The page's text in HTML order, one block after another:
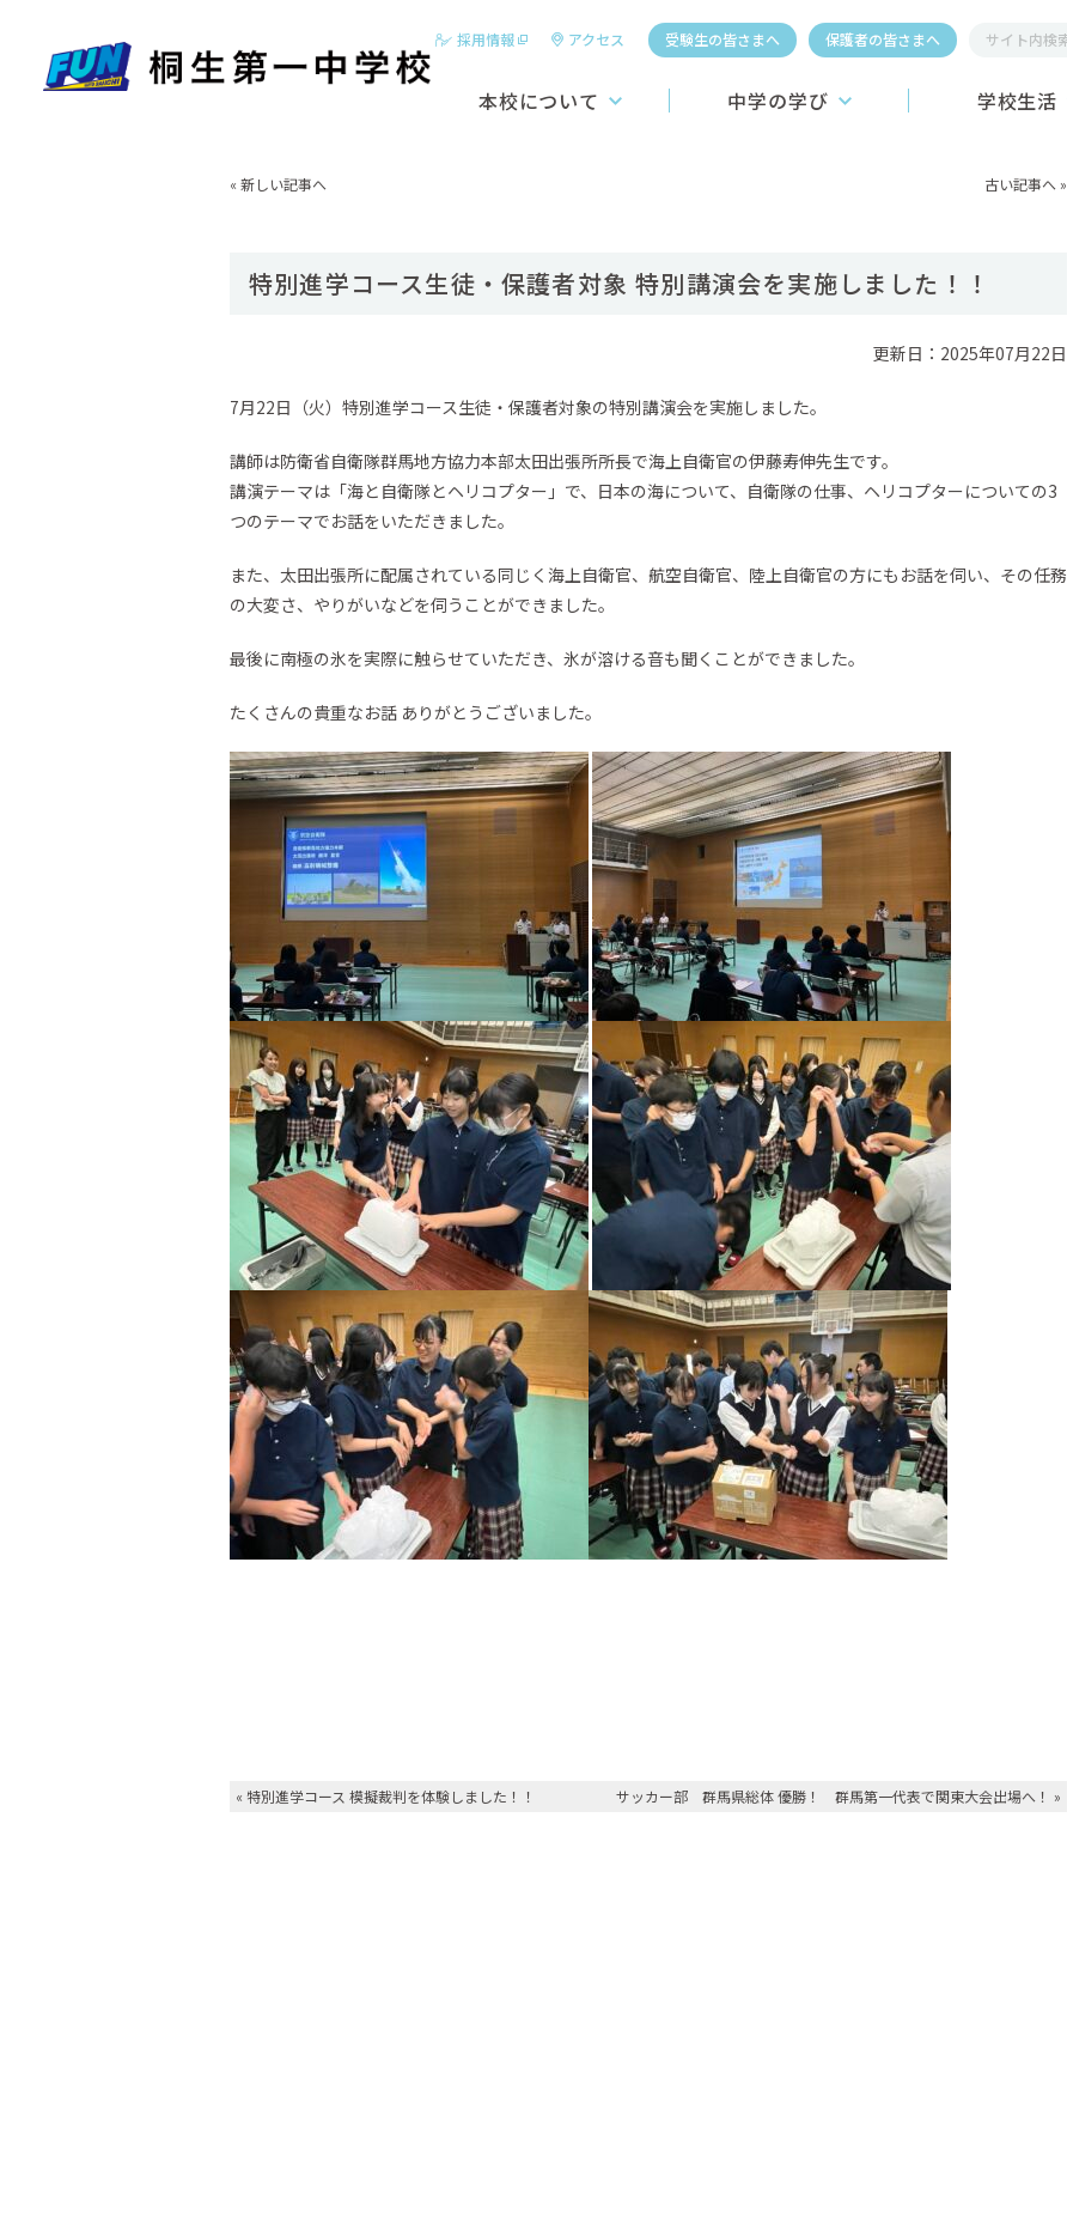
採用情報 アクセス 受験生の皆さまへ 保護者の皆さまへ
本校について 中学の学び
ICT教育への挑戦
教育カリキュラム
スポーツ4競技
国際教育
英語科の取り組み
学校生活
学校行事
学生寮
« 新しい記事へ 古い記事へ »
特別進学コース生徒・保護者対象 特別講演会を実施しました！！
更新日：2025年07月22日
7月22日（火）特別進学コース生徒・保護者対象の特別講演会を実施しました。
講師は防衛省自衛隊群馬地方協力本部太田出張所所長で海上自衛官の伊藤寿伸先生です。
講演テーマは「海と自衛隊とヘリコプター」で、日本の海について、自衛隊の仕事、ヘリコプターについての3
つのテーマでお話をいただきました。
また、太田出張所に配属されている同じく海上自衛官、航空自衛官、陸上自衛官の方にもお話を伺い、その任務
の大変さ、やりがいなどを伺うことができました。
最後に南極の氷を実際に触らせていただき、氷が溶ける音も聞くことができました。
たくさんの貴重なお話 ありがとうございました。
« 特別進学コース 模擬裁判を体験しました！！ サッカー部 群馬県総体 優勝！ 群馬第一代表で関東大会出場へ！ »